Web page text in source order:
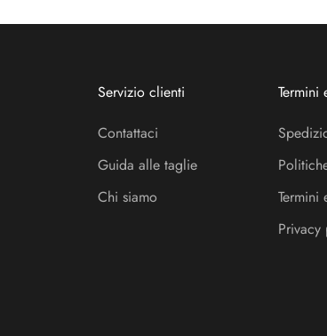
Servizio clienti
Contattaci
Guida alle taglie
Chi siamo
Termini